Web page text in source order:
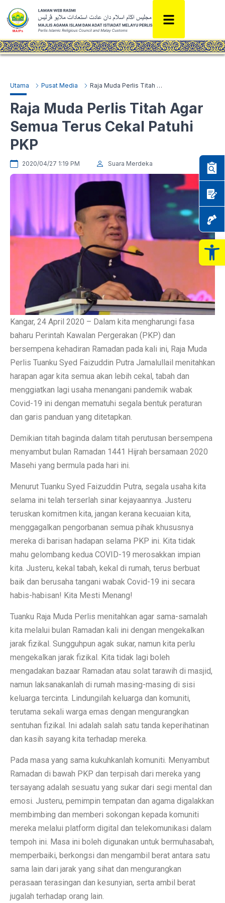
Utama Pusat Media Raja Muda Perlis Titah Agar Semua Terus Cekal Patuhi PKP
Raja Muda Perlis Titah Agar
Semua Terus Cekal Patuhi
PKP
2020/04/27 1:19 PM Suara Merdeka
Kangar, 24 April 2020 – Dalam kita mengharungi fasa
baharu Perintah Kawalan Pergerakan (PKP) dan
bersempena kehadiran Ramadan pada kali ini, Raja Muda
Perlis Tuanku Syed Faizuddin Putra Jamalullail menitahkan
harapan agar kita semua akan lebih cekal, tabah dan
menggiatkan lagi usaha menangani pandemik wabak
Covid-19 ini dengan mematuhi segala bentuk peraturan
dan garis panduan yang ditetapkan.
Demikian titah baginda dalam titah perutusan bersempena
menyambut bulan Ramadan 1441 Hijrah bersamaan 2020
Masehi yang bermula pada hari ini.
Menurut Tuanku Syed Faizuddin Putra, segala usaha kita
selama ini telah terserlah sinar kejayaannya. Justeru
teruskan komitmen kita, jangan kerana kecuaian kita,
menggagalkan pengorbanan semua pihak khususnya
mereka di barisan hadapan selama PKP ini. Kita tidak
mahu gelombang kedua COVID-19 merosakkan impian
kita. Justeru, kekal tabah, kekal di rumah, terus berbuat
baik dan berusaha tangani wabak Covid-19 ini secara
habis-habisan! Kita Mesti Menang!
Tuanku Raja Muda Perlis menitahkan agar sama-samalah
kita melalui bulan Ramadan kali ini dengan mengekalkan
jarak fizikal. Sungguhpun agak sukar, namun kita perlu
mengekalkan jarak fizikal. Kita tidak lagi boleh
mengadakan bazaar Ramadan atau solat tarawih di masjid,
namun laksanakanlah di rumah masing-masing di sisi
keluarga tercinta. Lindungilah keluarga dan komuniti,
terutama sekali warga emas dengan mengurangkan
sentuhan fizikal. Ini adalah salah satu tanda keperihatinan
dan kasih sayang kita terhadap mereka.
Pada masa yang sama kukuhkanlah komuniti. Menyambut
Ramadan di bawah PKP dan terpisah dari mereka yang
tersayang adalah sesuatu yang sukar dari segi mental dan
emosi. Justeru, pemimpin tempatan dan agama digalakkan
membimbing dan memberi sokongan kepada komuniti
mereka melalui platform digital dan telekomunikasi dalam
tempoh ini. Masa ini boleh digunakan untuk bermuhasabah,
memperbaiki, berkongsi dan mengambil berat antara satu
sama lain dari jarak yang sihat dan mengurangkan
perasaan terasingan dan kesunyian, serta ambil berat
jugalah terhadap orang lain.